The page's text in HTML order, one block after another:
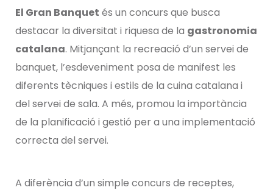
El Gran Banquet és un concurs que busca
destacar la diversitat i riquesa de la gastronomia
catalana. Mitjançant la recreació d’un servei de
banquet, l’esdeveniment posa de manifest les
diferents tècniques i estils de la cuina catalana i
del servei de sala. A més, promou la importància
de la planificació i gestió per a una implementació
correcta del servei.
A diferència d’un simple concurs de receptes,